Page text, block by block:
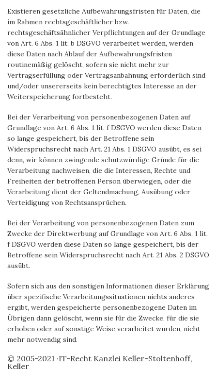
Existieren gesetzliche Aufbewahrungsfristen für Daten, die
im Rahmen rechtsgeschäftlicher bzw.
rechtsgeschäftsähnlicher Verpflichtungen auf der Grundlage
von Art. 6 Abs. 1 lit. b DSGVO verarbeitet werden, werden
diese Daten nach Ablauf der Aufbewahrungsfristen
routinemäßig gelöscht, sofern sie nicht mehr zur
Vertragserfüllung oder Vertragsanbahnung erforderlich sind
und/oder unsererseits kein berechtigtes Interesse an der
Weiterspeicherung fortbesteht.
Bei der Verarbeitung von personenbezogenen Daten auf
Grundlage von Art. 6 Abs. 1 lit. f DSGVO werden diese Daten
so lange gespeichert, bis der Betroffene sein
Widerspruchsrecht nach Art. 21 Abs. 1 DSGVO ausübt, es sei
denn, wir können zwingende schutzwürdige Gründe für die
Verarbeitung nachweisen, die die Interessen, Rechte und
Freiheiten der betroffenen Person überwiegen, oder die
Verarbeitung dient der Geltendmachung, Ausübung oder
Verteidigung von Rechtsansprüchen.
Bei der Verarbeitung von personenbezogenen Daten zum
Zwecke der Direktwerbung auf Grundlage von Art. 6 Abs. 1 lit.
f DSGVO werden diese Daten so lange gespeichert, bis der
Betroffene sein Widerspruchsrecht nach Art. 21 Abs. 2 DSGVO
ausübt.
Sofern sich aus den sonstigen Informationen dieser Erklärung
über spezifische Verarbeitungssituationen nichts anderes
ergibt, werden gespeicherte personenbezogene Daten im
Übrigen dann gelöscht, wenn sie für die Zwecke, für die sie
erhoben oder auf sonstige Weise verarbeitet wurden, nicht
mehr notwendig sind.
© 2005-2021 ·IT-Recht Kanzlei Keller-Stoltenhoff,
Keller